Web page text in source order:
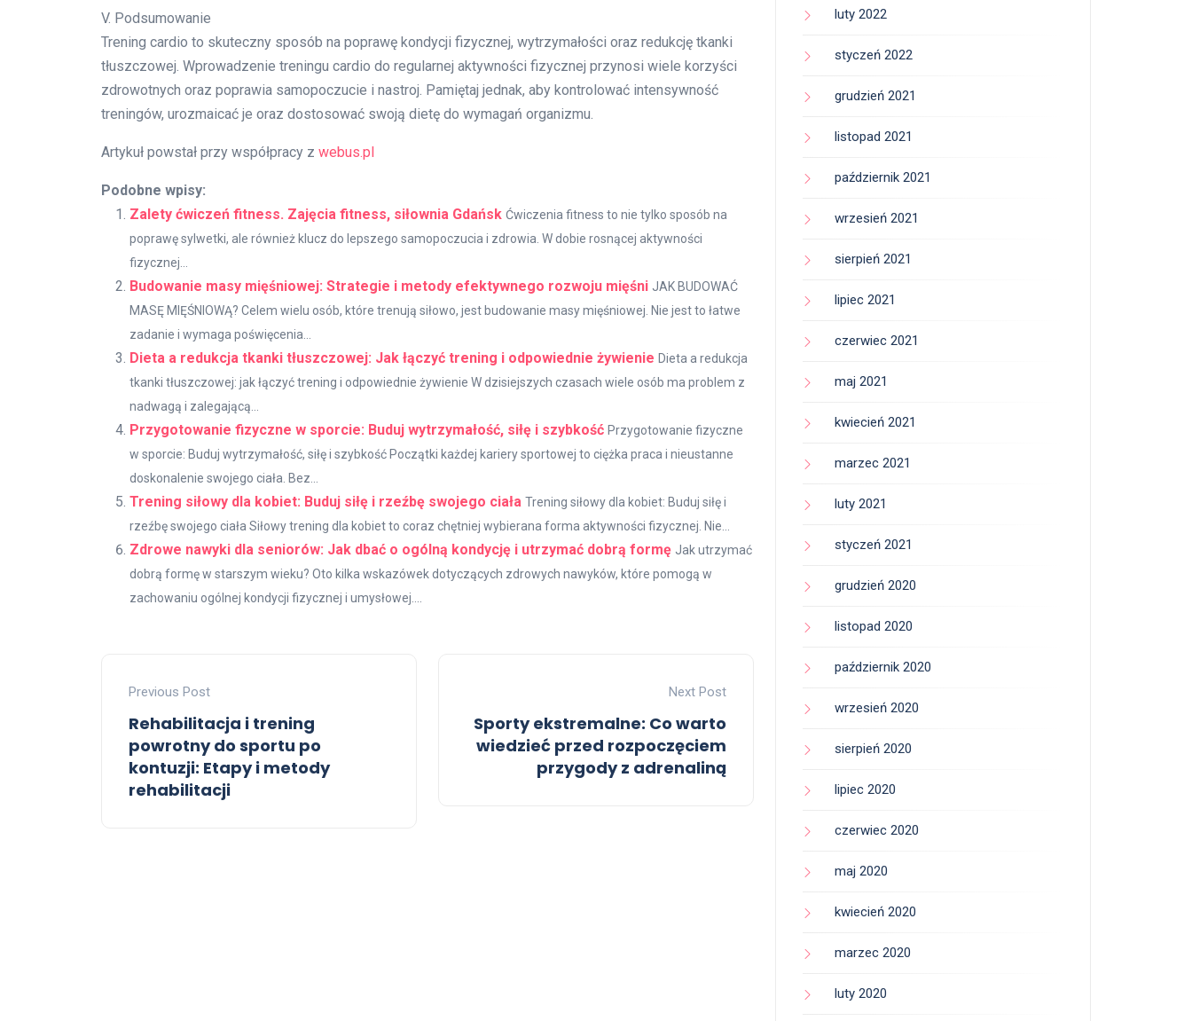
V. Podsumowanie
Trening cardio to skuteczny sposób na poprawę kondycji fizycznej, wytrzymałości oraz redukcję tkanki
tłuszczowej. Wprowadzenie treningu cardio do regularnej aktywności fizycznej przynosi wiele korzyści
zdrowotnych oraz poprawia samopoczucie i nastroj. Pamiętaj jednak, aby kontrolować intensywność
treningów, urozmaicać je oraz dostosować swoją dietę do wymagań organizmu.
Artykuł powstał przy współpracy z webus.pl
Podobne wpisy:
Zalety ćwiczeń fitness. Zajęcia fitness, siłownia Gdańsk Ćwiczenia fitness to nie tylko sposób na
poprawę sylwetki, ale również klucz do lepszego samopoczucia i zdrowia. W dobie rosnącej aktywności
fizycznej...
Budowanie masy mięśniowej: Strategie i metody efektywnego rozwoju mięśni JAK BUDOWAĆ
MASĘ MIĘŚNIOWĄ? Celem wielu osób, które trenują siłowo, jest budowanie masy mięśniowej. Nie jest to łatwe
zadanie i wymaga poświęcenia...
Dieta a redukcja tkanki tłuszczowej: Jak łączyć trening i odpowiednie żywienie Dieta a redukcja
tkanki tłuszczowej: jak łączyć trening i odpowiednie żywienie W dzisiejszych czasach wiele osób ma problem z
nadwagą i zalegającą...
Przygotowanie fizyczne w sporcie: Buduj wytrzymałość, siłę i szybkość Przygotowanie fizyczne
w sporcie: Buduj wytrzymałość, siłę i szybkość Początki każdej kariery sportowej to ciężka praca i nieustanne
doskonalenie swojego ciała. Bez...
Trening siłowy dla kobiet: Buduj siłę i rzeźbę swojego ciała Trening siłowy dla kobiet: Buduj siłę i
rzeźbę swojego ciała Siłowy trening dla kobiet to coraz chętniej wybierana forma aktywności fizycznej. Nie...
Zdrowe nawyki dla seniorów: Jak dbać o ogólną kondycję i utrzymać dobrą formę Jak utrzymać
dobrą formę w starszym wieku? Oto kilka wskazówek dotyczących zdrowych nawyków, które pomogą w
zachowaniu ogólnej kondycji fizycznej i umysłowej....
Previous Post
Rehabilitacja i trening
powrotny do sportu po
kontuzji: Etapy i metody
rehabilitacji
Next Post
Sporty ekstremalne: Co warto
wiedzieć przed rozpoczęciem
przygody z adrenaliną
luty 2022
styczeń 2022
grudzień 2021
listopad 2021
październik 2021
wrzesień 2021
sierpień 2021
lipiec 2021
czerwiec 2021
maj 2021
kwiecień 2021
marzec 2021
luty 2021
styczeń 2021
grudzień 2020
listopad 2020
październik 2020
wrzesień 2020
sierpień 2020
lipiec 2020
czerwiec 2020
maj 2020
kwiecień 2020
marzec 2020
luty 2020